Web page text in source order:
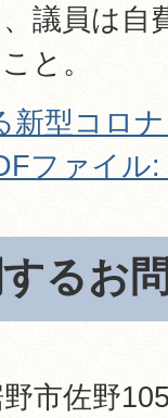
議員は自
と。
新型コロ
ファイル
るお
市佐野